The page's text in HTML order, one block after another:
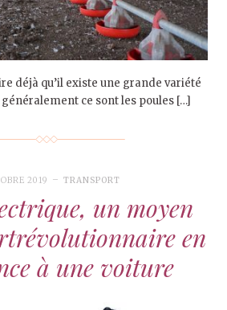
déjà qu’il existe une grande variété
ce sont les poules […]
2019 TRANSPORT
un moyen
en
à une voiture